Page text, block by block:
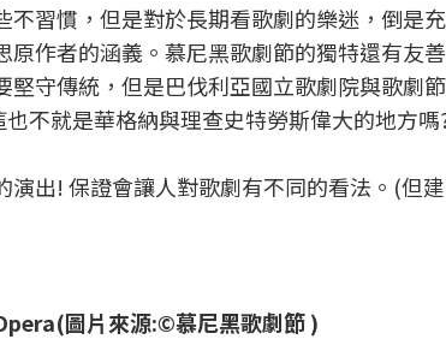
習慣，但是對於長期看歌劇的樂迷，倒是
作者的涵義。慕尼黑歌劇節的獨特還有友
守傳統，但是巴伐利亞國立歌劇院與歌劇
不就是華格納與理查史特勞斯偉大的地方嗎
出! 保證會讓人對歌劇有不同的看法。(但
圖片來源:©慕尼黑歌劇節 )